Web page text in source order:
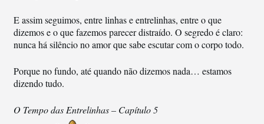
E assim seguimos, entre linhas e entrelinhas, entre o que
dizemos e o que fazemos parecer distraído. O segredo é claro:
nunca há silêncio no amor que sabe escutar com o corpo todo.
Porque no fundo, até quando não dizemos nada… estamos
dizendo tudo.
O Tempo das Entrelinhas – Capítulo 5